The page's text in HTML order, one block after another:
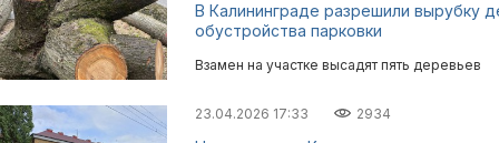
В Калининграде разрешили вырубку
обустройства парковки
Взамен на участке высадят пять деревьев
23.04.2026 17:33 2934